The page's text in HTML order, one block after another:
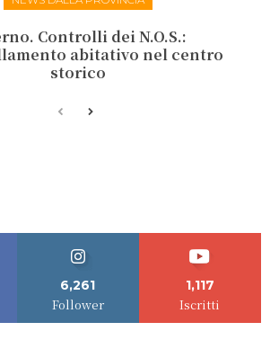
Controlli dei N.O.S.:
abitativo nel centro
storico
6,261
Follower
1,117
Iscritti